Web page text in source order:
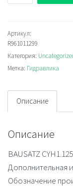
Rexroth
R961011299
Артикул:
R961011299
Категория:
Метка: Гидравлика
Описание
Описание
BAUSATZ
Дополнительная
Обозначение